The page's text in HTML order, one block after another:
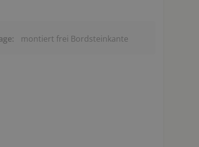
montiert frei Bordsteinkante